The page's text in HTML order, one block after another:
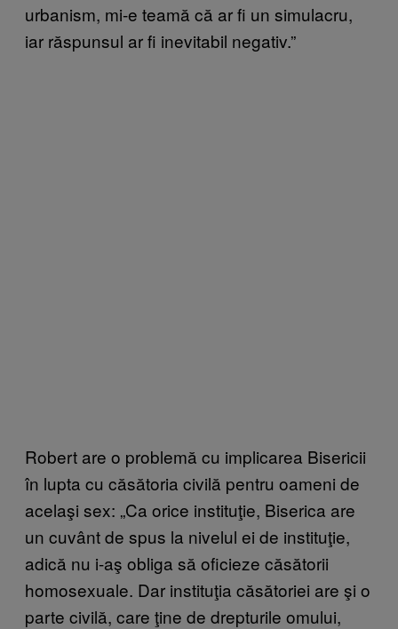
urbanism, mi-e teamă că ar fi un simulacru,
iar răspunsul ar fi inevitabil negativ.”
Robert are o problemă cu implicarea Bisericii
în lupta cu căsătoria civilă pentru oameni de
acelaşi sex: „Ca orice instituţie, Biserica are
un cuvânt de spus la nivelul ei de instituţie,
adică nu i-aş obliga să oficieze căsătorii
homosexuale. Dar instituţia căsătoriei are şi o
parte civilă, care ţine de drepturile omului,